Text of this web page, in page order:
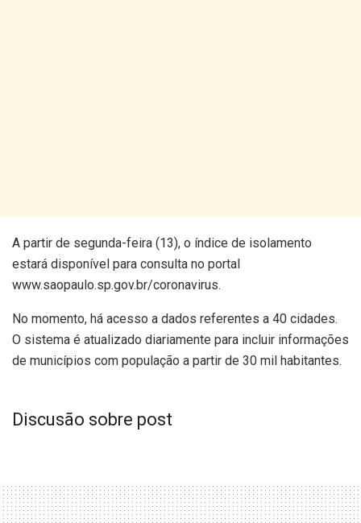
A partir de segunda-feira (13), o índice de isolamento
estará disponível para consulta no portal
www.saopaulo.sp.gov.br/coronavirus.
No momento, há acesso a dados referentes a 40 cidades.
O sistema é atualizado diariamente para incluir informações
de municípios com população a partir de 30 mil habitantes.
Discusão sobre post